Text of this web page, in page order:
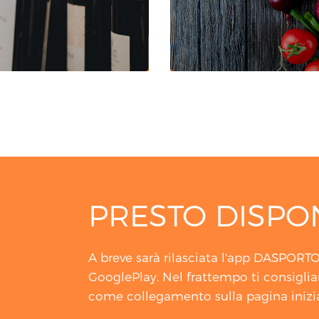
PRESTO
A breve sarà rilasciata l'app
GooglePlay. Nel frattempo ti
come collegamento sulla pagina